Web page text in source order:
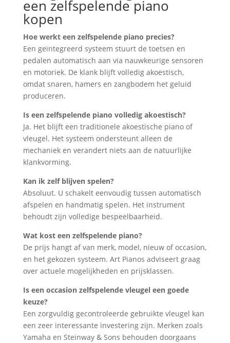
een zelfspelende piano
kopen
Hoe werkt een zelfspelende piano precies?
Een geïntegreerd systeem stuurt de toetsen en
pedalen automatisch aan via nauwkeurige sensoren
en motoriek. De klank blijft volledig akoestisch,
omdat snaren, hamers en zangbodem het geluid
produceren.
Is een zelfspelende piano volledig akoestisch?
Ja. Het blijft een traditionele akoestische piano of
vleugel. Het systeem ondersteunt alleen de
mechaniek en verandert niets aan de natuurlijke
klankvorming.
Kan ik zelf blijven spelen?
Absoluut. U schakelt eenvoudig tussen automatisch
afspelen en handmatig spelen. Het instrument
behoudt zijn volledige bespeelbaarheid.
Wat kost een zelfspelende piano?
De prijs hangt af van merk, model, nieuw of occasion,
en het gekozen systeem. Art Pianos adviseert graag
over actuele mogelijkheden en prijsklassen.
Is een occasion zelfspelende vleugel een goede
keuze?
Een zorgvuldig gecontroleerde gebruikte vleugel kan
een zeer interessante investering zijn. Merken zoals
Yamaha en Steinway & Sons behouden doorgaans